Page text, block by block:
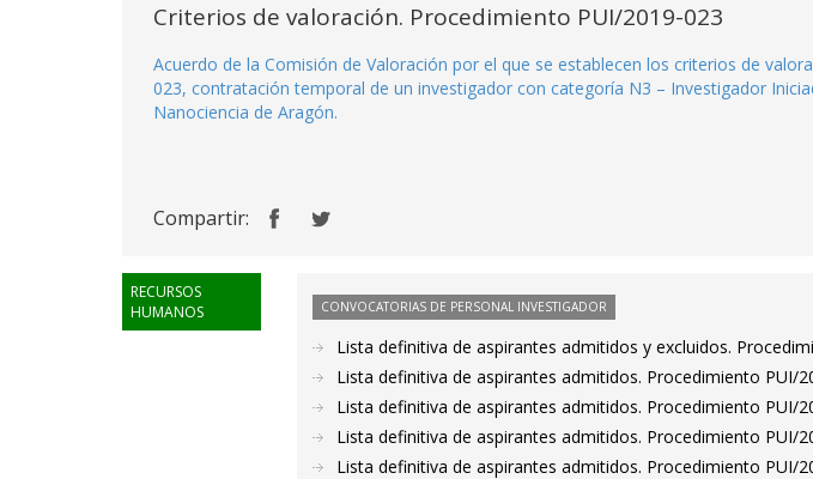
Criterios de valoración. Procedimiento PUI/2019-023
Acuerdo de la Comisión de Valoración por el que se establecen los criterios de
023, contratación temporal de un investigador con categoría N3 – Investigador
Nanociencia de Aragón.
Compartir:
RECURSOS
HUMANOS
CONVOCATORIAS DE PERSONAL INVESTIGADOR
Lista definitiva de aspirantes admitidos y excluidos.
Lista definitiva de aspirantes admitidos. Procedimiento PUI/
Lista definitiva de aspirantes admitidos. Procedimiento PUI/
Lista definitiva de aspirantes admitidos. Procedimiento PUI/
Lista definitiva de aspirantes admitidos. Procedimiento PUI/